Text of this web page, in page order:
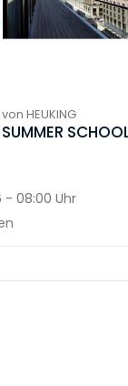
HEUKING
- 08:00 Uhr